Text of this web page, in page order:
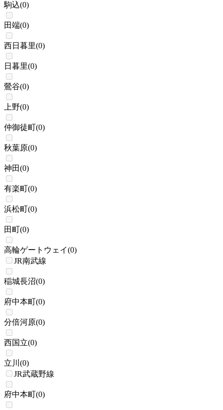
駒込(0)
田端(0)
西日暮里(0)
日暮里(0)
鶯谷(0)
上野(0)
仲御徒町(0)
秋葉原(0)
神田(0)
有楽町(0)
浜松町(0)
田町(0)
高輪ゲートウェイ(0)
JR南武線
稲城長沼(0)
府中本町(0)
分倍河原(0)
西国立(0)
立川 (0)
JR武蔵野線
府中本町(0)